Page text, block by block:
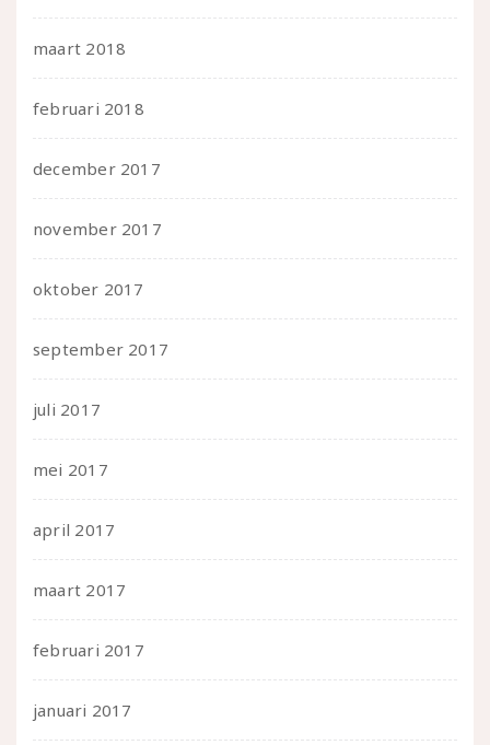
maart 2018
februari 2018
december 2017
november 2017
oktober 2017
september 2017
juli 2017
mei 2017
april 2017
maart 2017
februari 2017
januari 2017